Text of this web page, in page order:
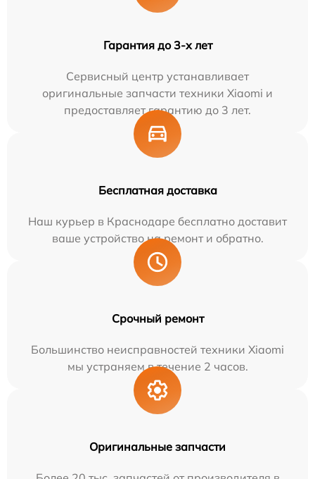
Гарантия до 3-х лет
Сервисный центр устанавливает
оригинальные запчасти техники Xiaomi и
предоставляет гарантию до 3 лет.
Бесплатная доставка
Наш курьер в Краснодаре бесплатно доставит
ваше устройство на ремонт и обратно.
Срочный ремонт
Большинство неисправностей техники Xiaomi
мы устраняем в течение 2 часов.
Оригинальные запчасти